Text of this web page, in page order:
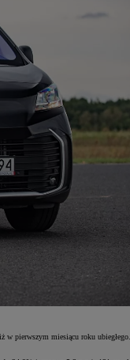
pierwszym miesiącu roku